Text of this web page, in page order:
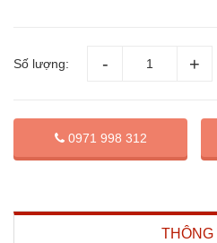
Số lượng:
0971 998 312
THÔNG